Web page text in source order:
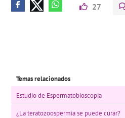
27
Temas relacionados
Estudio de Espermatobioscopia
¿La teratozoospermia se puede curar?